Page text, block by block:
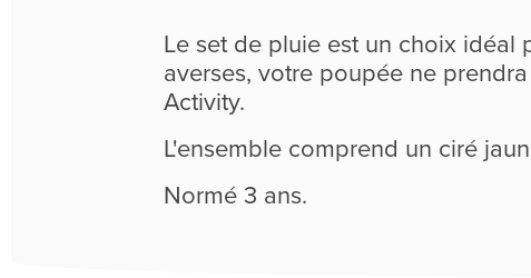
Le set de pluie est un choix idéal
averses, votre poupée ne
Activity.
L'ensemble comprend un ciré
Normé 3 ans.